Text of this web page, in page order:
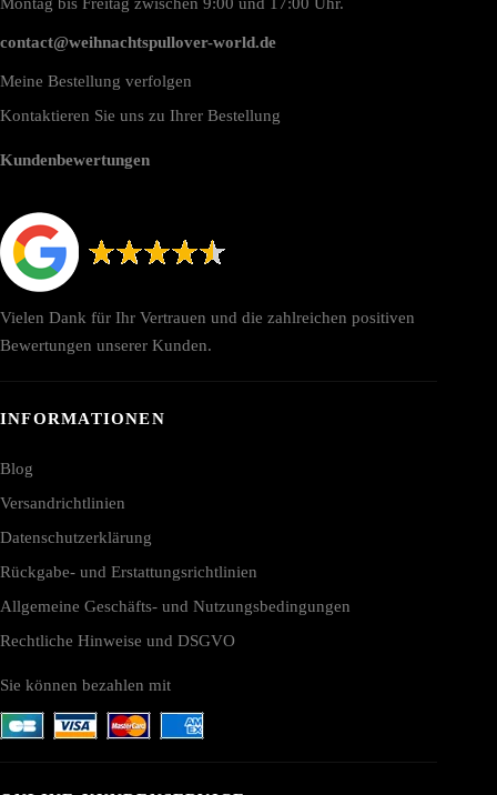
contact@weihnachtspullover-world.de
Meine Bestellung verfolgen
Kontaktieren Sie uns zu Ihrer Bestellung
Kundenbewertungen
Vielen Dank für Ihr Vertrauen und die zahlreichen positiven
Bewertungen unserer Kunden.
INFORMATIONEN
Blog
Versandrichtlinien
Datenschutzerklärung
Rückgabe- und Erstattungsrichtlinien
Allgemeine Geschäfts- und Nutzungsbedingungen
Rechtliche Hinweise und DSGVO
Sie können bezahlen mit